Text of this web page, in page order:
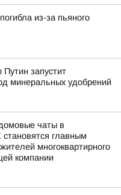
из-за пьяного
запустит
минеральных удобрений
чаты в
главным
многоквартирного
компании